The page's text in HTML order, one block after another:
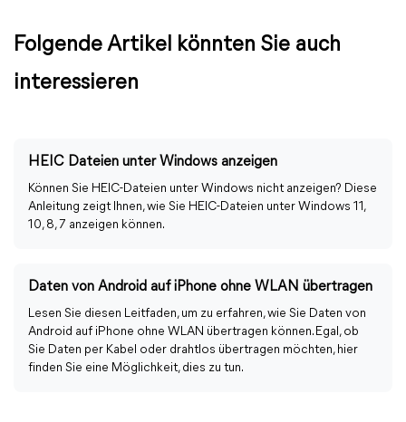
Folgende Artikel könnten Sie auch
interessieren
HEIC Dateien unter Windows anzeigen
Können Sie HEIC-Dateien unter Windows nicht anzeigen? Diese
Anleitung zeigt Ihnen, wie Sie HEIC-Dateien unter Windows 11,
10, 8, 7 anzeigen können.
Daten von Android auf iPhone ohne WLAN übertragen
Lesen Sie diesen Leitfaden, um zu erfahren, wie Sie Daten von
Android auf iPhone ohne WLAN übertragen können. Egal, ob
Sie Daten per Kabel oder drahtlos übertragen möchten, hier
finden Sie eine Möglichkeit, dies zu tun.